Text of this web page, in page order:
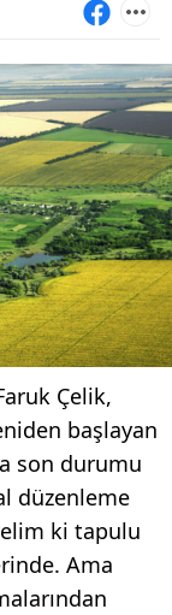
Çelik,
başlayan
son durumu
düzenleme
ki tapulu
Ama